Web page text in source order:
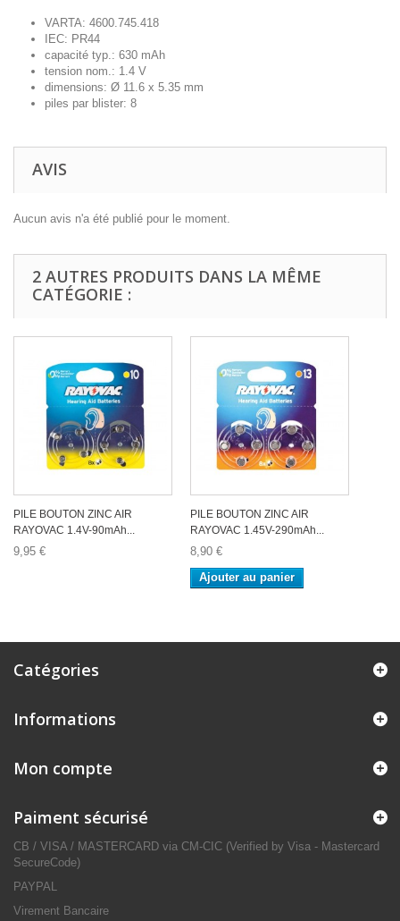
VARTA: 4600.745.418
IEC: PR44
capacité typ.: 630 mAh
tension nom.: 1.4 V
dimensions: Ø 11.6 x 5.35 mm
piles par blister: 8
AVIS
Aucun avis n'a été publié pour le moment.
2 AUTRES PRODUITS DANS LA MÊME
CATÉGORIE :
PILE BOUTON ZINC AIR
RAYOVAC 1.4V-90mAh...
9,95 €
PILE BOUTON ZINC AIR
RAYOVAC 1.45V-290mAh...
8,90 €
Ajouter au panier
Catégories
Informations
Mon compte
Paiment sécurisé
CB / VISA / MASTERCARD via CM-CIC (Verified by Visa - Mastercard
SecureCode)
PAYPAL
Virement Bancaire